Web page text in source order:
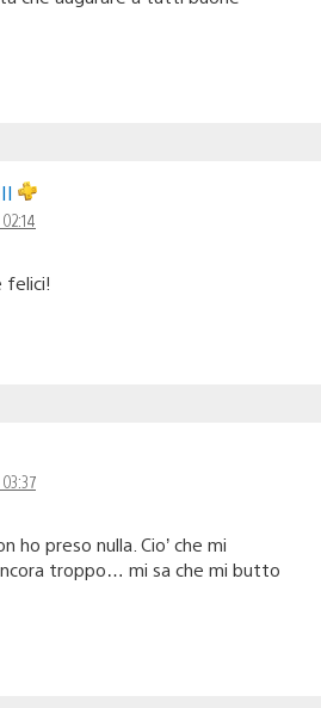
felici!
ho preso nulla. Cio’ che mi
troppo… mi sa che mi butto